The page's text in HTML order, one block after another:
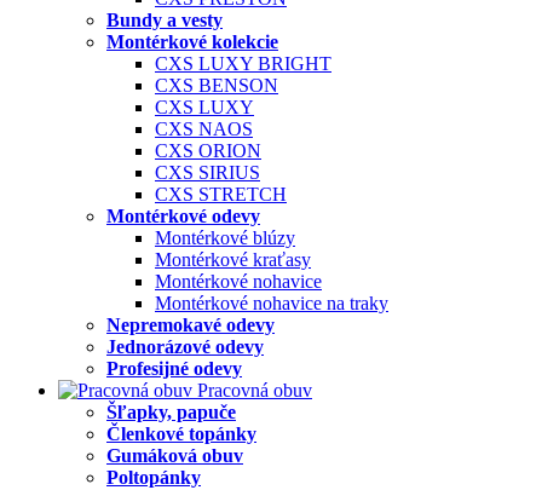
Bundy a vesty
Montérkové kolekcie
CXS LUXY BRIGHT
CXS BENSON
CXS LUXY
CXS NAOS
CXS ORION
CXS SIRIUS
CXS STRETCH
Montérkové odevy
Montérkové blúzy
Montérkové kraťasy
Montérkové nohavice
Montérkové nohavice na traky
Nepremokavé odevy
Jednorázové odevy
Profesijné odevy
Pracovná obuv
Šľapky, papuče
Členkové topánky
Gumáková obuv
Poltopánky